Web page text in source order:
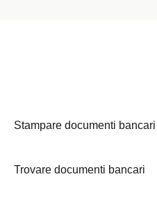
Stampare documenti bancari
Trovare documenti bancari